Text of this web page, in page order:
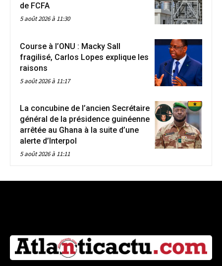
de FCFA
5 août 2026 à 11:30
Course à l’ONU : Macky Sall
fragilisé, Carlos Lopes explique les
raisons
5 août 2026 à 11:17
La concubine de l’ancien Secrétaire
général de la présidence guinéenne
arrêtée au Ghana à la suite d’une
alerte d’Interpol
5 août 2026 à 11:11